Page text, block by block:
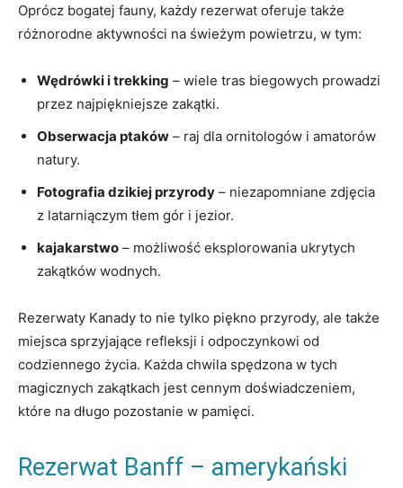
Oprócz bogatej fauny, każdy rezerwat oferuje także
różnorodne aktywności na świeżym powietrzu, w tym:
Wędrówki i trekking – wiele tras biegowych prowadzi
przez najpiękniejsze zakątki.
Obserwacja ptaków – raj dla ornitologów i amatorów
natury.
Fotografia dzikiej przyrody – niezapomniane zdjęcia
z latarniączym tłem gór i jezior.
kajakarstwo – możliwość eksplorowania ukrytych
zakątków wodnych.
Rezerwaty Kanady to nie tylko piękno przyrody, ale także
miejsca sprzyjające refleksji i odpoczynkowi od
codziennego życia. Każda chwila spędzona w tych
magicznych zakątkach jest cennym doświadczeniem,
które na długo pozostanie w pamięci.
Rezerwat Banff – amerykański